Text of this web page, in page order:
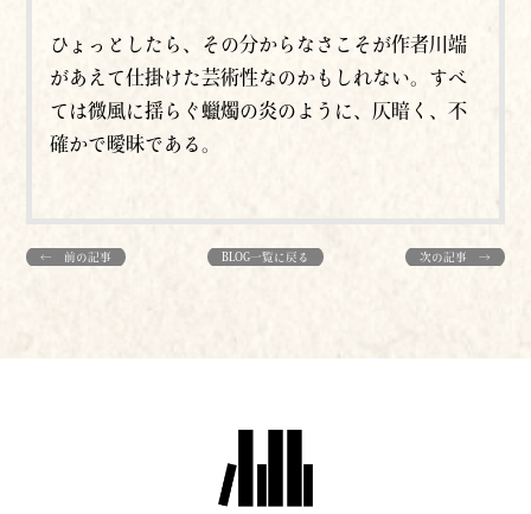
ひょっとしたら、 その分からなさこそが作者川端
があえて仕掛けた芸術性なのかもしれない。すべ
ては微風に揺らぐ蠟燭の炎のように、仄暗く、不
確かで曖昧である。
← 前の記事 BLOG一覧に戻る 次の記事 →